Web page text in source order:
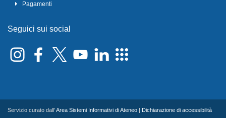
Pagamenti
Seguici sui social
Servizio curato dall'Area Sistemi Informativi di Ateneo Dichiarazione di accessibilità